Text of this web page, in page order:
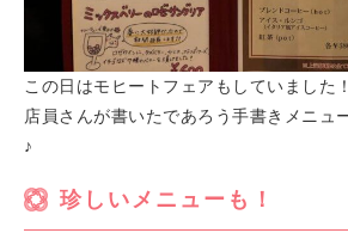
この日はモヒートフェアもしていました！
店員さんが書いたであろう手書きメニュ
♪
珍しいメニューも！